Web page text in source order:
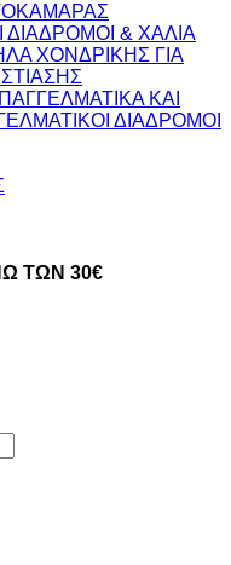
ΔΙΑΔΡΟΜΟΙ & ΧΑΛΙΑ
ΧΟΝΔΡΙΚΗΣ ΓΙΑ
ΚΑΙ
ΔΙΑΔΡΟΜΟΙ
ΤΩΝ 30€